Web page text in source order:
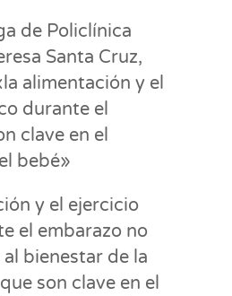
de Policlínica
Santa Cruz,
alimentación y el
durante el
clave en el
bebé»
y el ejercicio
el embarazo no
bienestar de la
son clave en el